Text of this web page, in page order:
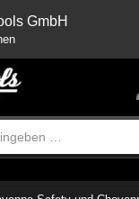
GmbH